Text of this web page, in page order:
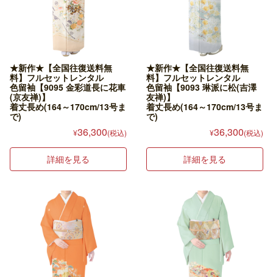
★新作★【全国往復送料無
料】フルセットレンタル
色留袖【9095 金彩道長に花車
(京友禅)】
着丈長め(164～170cm/13号ま
で)
¥36,300(税込)
詳細を見る
★新作★【全国往復送料無
料】フルセットレンタル
色留袖【9093 琳派に松(吉澤
友禅)】
着丈長め(164～170cm/13号ま
で)
¥36,300(税込)
詳細を見る